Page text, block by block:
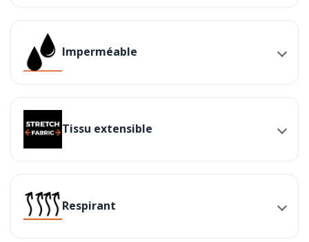
Imperméable
Tissu extensible
Respirant